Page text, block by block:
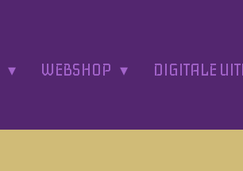
WEBSHOP DIGITALE